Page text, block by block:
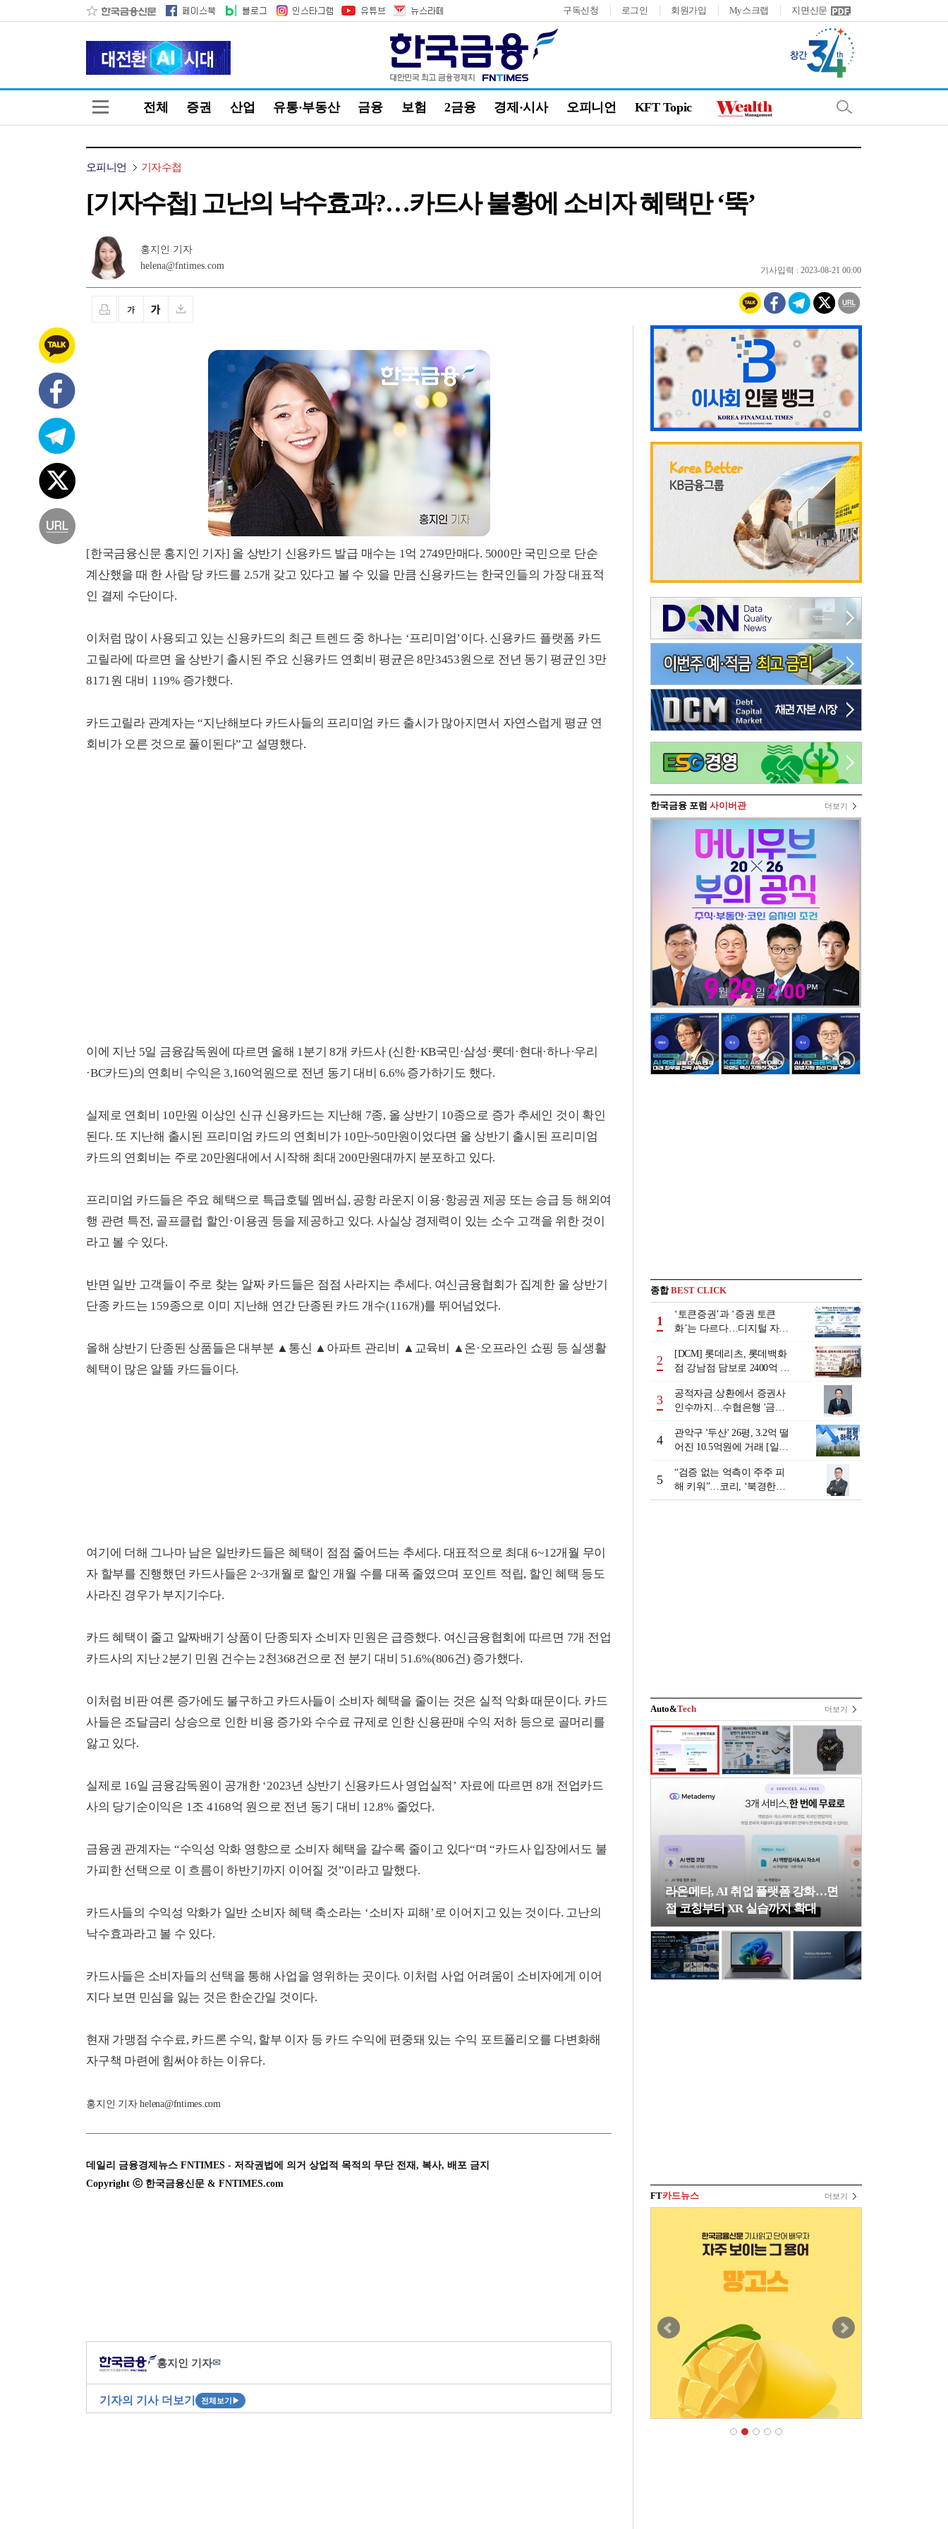
구독신청 로그인 회원가입 My스크랩 지면신문
전체 증권 산업 유통·부동산 금융 보험 2금융 경제·시사 오피니언 KFT Topic
오피니언 기자수첩
[기자수첩] 고난의 낙수효과?…카드사 불황에 소비자 혜택만 ‘뚝’
홍지인 기자
helena@fntimes.com
기사입력 : 2023-08-21 00:00
[한국금융신문 홍지인 기자] 올 상반기 신용카드 발급 매수는 1억 2749만매다. 5000만 국민으로 단순
계산했을 때 한 사람 당 카드를 2.5개 갖고 있다고 볼 수 있을 만큼 신용카드는 한국인들의 가장 대표적
인 결제 수단이다.
이처럼 많이 사용되고 있는 신용카드의 최근 트렌드 중 하나는 ‘프리미엄’이다. 신용카드 플랫폼 카드
고릴라에 따르면 올 상반기 출시된 주요 신용카드 연회비 평균은 8만3453원으로 전년 동기 평균인 3만
8171원 대비 119% 증가했다.
카드고릴라 관계자는 “지난해보다 카드사들의 프리미엄 카드 출시가 많아지면서 자연스럽게 평균 연
회비가 오른 것으로 풀이된다”고 설명했다.
이에 지난 5일 금융감독원에 따르면 올해 1분기 8개 카드사 (신한·KB국민·삼성·롯데·현대·하나·우리
·BC카드)의 연회비 수익은 3,160억원으로 전년 동기 대비 6.6% 증가하기도 했다.
실제로 연회비 10만원 이상인 신규 신용카드는 지난해 7종, 올 상반기 10종으로 증가 추세인 것이 확인
된다. 또 지난해 출시된 프리미엄 카드의 연회비가 10만~50만원이었다면 올 상반기 출시된 프리미엄
카드의 연회비는 주로 20만원대에서 시작해 최대 200만원대까지 분포하고 있다.
프리미엄 카드들은 주요 혜택으로 특급호텔 멤버십, 공항 라운지 이용·항공권 제공 또는 승급 등 해외여
행 관련 특전, 골프클럽 할인·이용권 등을 제공하고 있다. 사실상 경제력이 있는 소수 고객을 위한 것이
라고 볼 수 있다.
반면 일반 고객들이 주로 찾는 알짜 카드들은 점점 사라지는 추세다. 여신금융협회가 집계한 올 상반기
단종 카드는 159종으로 이미 지난해 연간 단종된 카드 개수(116개)를 뛰어넘었다.
올해 상반기 단종된 상품들은 대부분 ▲통신 ▲아파트 관리비 ▲교육비 ▲온·오프라인 쇼핑 등 실생활
혜택이 많은 알뜰 카드들이다.
여기에 더해 그나마 남은 일반카드들은 혜택이 점점 줄어드는 추세다. 대표적으로 최대 6~12개월 무이
자 할부를 진행했던 카드사들은 2~3개월로 할인 개월 수를 대폭 줄였으며 포인트 적립, 할인 혜택 등도
사라진 경우가 부지기수다.
카드 혜택이 줄고 알짜배기 상품이 단종되자 소비자 민원은 급증했다. 여신금융협회에 따르면 7개 전업
카드사의 지난 2분기 민원 건수는 2천368건으로 전 분기 대비 51.6%(806건) 증가했다.
이처럼 비판 여론 증가에도 불구하고 카드사들이 소비자 혜택을 줄이는 것은 실적 악화 때문이다. 카드
사들은 조달금리 상승으로 인한 비용 증가와 수수료 규제로 인한 신용판매 수익 저하 등으로 골머리를
앓고 있다.
실제로 16일 금융감독원이 공개한 ‘2023년 상반기 신용카드사 영업실적’ 자료에 따르면 8개 전업카드
사의 당기순이익은 1조 4168억 원으로 전년 동기 대비 12.8% 줄었다.
금융권 관계자는 “수익성 악화 영향으로 소비자 혜택을 갈수록 줄이고 있다“며 “카드사 입장에서도 불
가피한 선택으로 이 흐름이 하반기까지 이어질 것”이라고 말했다.
카드사들의 수익성 악화가 일반 소비자 혜택 축소라는 ‘소비자 피해’로 이어지고 있는 것이다. 고난의
낙수효과라고 볼 수 있다.
카드사들은 소비자들의 선택을 통해 사업을 영위하는 곳이다. 이처럼 사업 어려움이 소비자에게 이어
지다 보면 민심을 잃는 것은 한순간일 것이다.
현재 가맹점 수수료, 카드론 수익, 할부 이자 등 카드 수익에 편중돼 있는 수익 포트폴리오를 다변화해
자구책 마련에 힘써야 하는 이유다.
홍지인 기자 helena@fntimes.com
데일리 금융경제뉴스 FNTIMES - 저작권법에 의거 상업적 목적의 무단 전재, 복사, 배포 금지
Copyright ⓒ 한국금융신문 & FNTIMES.com
홍지인 기자✉
기자의 기사 더보기 전체보기 ▶
한국금융 포럼 사이버관 더보기
종합BEST CLICK
1
‘토큰증권’과 ‘증권 토큰
화’는 다르다…디지털 자본
2
[DCM] 롯데리츠, 롯데백화
점 강남점 담보로 2400억 조
3
공적자금 상환에서 증권사
인수까지…수협은행 '금융
행 금융그룹의 꿈①]
4
관악구 '두산' 26평, 3.2억 떨
어진 10.5억원에 거래 [일일
5
“검증 없는 억측이 주주 피
해 키워”…코리, ‘북경한미
미수채권 논란’ 정면 반박
Auto&Tech 더보기
라온메타, AI 취업 플랫폼 강화…면
접 코칭부터 XR 실습까지 확대
FT카드뉴스 더보기